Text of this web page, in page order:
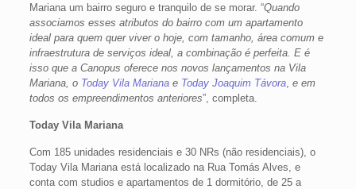
Mariana um bairro seguro e tranquilo de se morar. “Quando
associamos esses atributos do bairro com um apartamento
ideal para quem quer viver o hoje, com tamanho, área comum e
infraestrutura de serviços ideal, a combinação é perfeita. E é
isso que a Canopus oferece nos novos lançamentos na Vila
Mariana, o Today Vila Marianae Today Joaquim Távora, e em
todos os empreendimentos anteriores”, completa.
Today Vila Mariana
Com 185 unidades residenciais e 30 NRs (não residenciais), o
Today Vila Mariana está localizado na Rua Tomás Alves, e
conta com studios e apartamentos de 1 dormitório, de 25 a